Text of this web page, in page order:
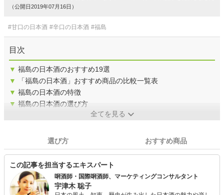
（公開日2019年07月16日）
#甘口の日本酒 #辛口の日本酒 #福島
目次
▼ 福島の日本酒のおすすめ19選
▼
「福島の日本酒」おすすめ商品の比較一覧表
▼ 福島の日本酒の特徴
▼ 福島の日本酒の選び方
全てを見る
選び方 おすすめ商品
この記事を担当するエキスパート
唎酒師・国際唎酒師、マーケティングコンサルタント
宇津木 聡子